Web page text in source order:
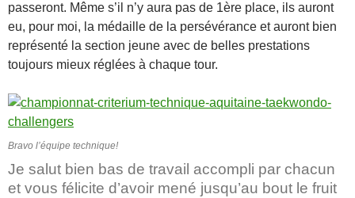
passeront. Même s’il n’y aura pas de 1ère place, ils auront
eu, pour moi, la médaille de la persévérance et auront bien
représenté la section jeune avec de belles prestations
toujours mieux réglées à chaque tour.
Bravo l’équipe technique!
Je salut bien bas de travail accompli par chacun
et vous félicite d’avoir mené jusqu’au bout le fruit